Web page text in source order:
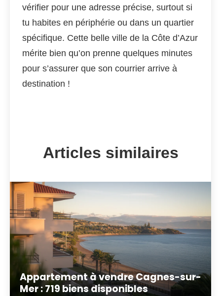
vérifier pour une adresse précise, surtout si
tu habites en périphérie ou dans un quartier
spécifique. Cette belle ville de la Côte d’Azur
mérite bien qu’on prenne quelques minutes
pour s’assurer que son courrier arrive à
destination !
Articles similaires
Appartement à vendre Cagnes-sur-
Mer : 719 biens disponibles